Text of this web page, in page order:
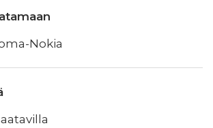
Nokia